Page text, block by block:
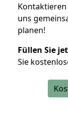
Kontaktieren
uns
planen!
Füllen Sie
Sie